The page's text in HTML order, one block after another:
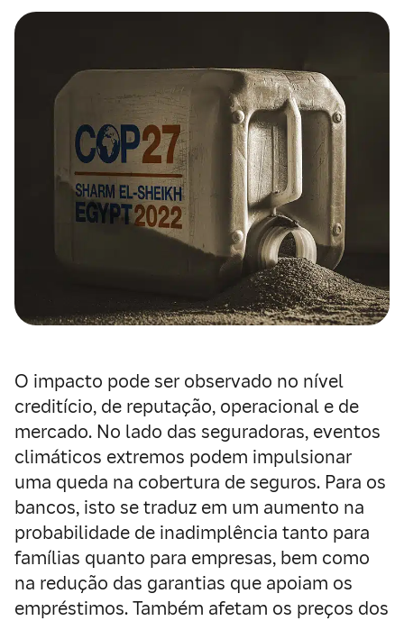
O impacto pode ser observado no nível
creditício, de reputação, operacional e de
mercado. No lado das seguradoras, eventos
climáticos extremos podem impulsionar
uma queda na cobertura de seguros. Para os
bancos, isto se traduz em um aumento na
probabilidade de inadimplência tanto para
famílias quanto para empresas, bem como
na redução das garantias que apoiam os
empréstimos. Também afetam os preços dos